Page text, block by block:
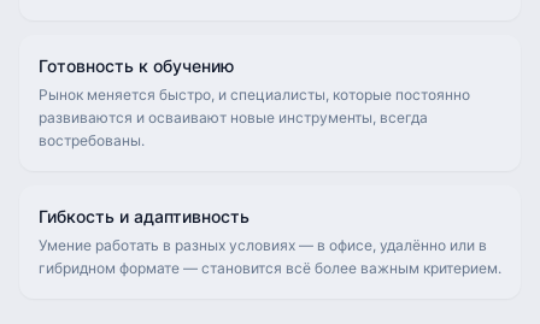
Готовность к обучению
Рынок меняется быстро, и специалисты, которые постоянно
развиваются и осваивают новые инструменты, всегда
востребованы.
Гибкость и адаптивность
Умение работать в разных условиях — в офисе, удалённо или в
гибридном формате — становится всё более важным критерием.